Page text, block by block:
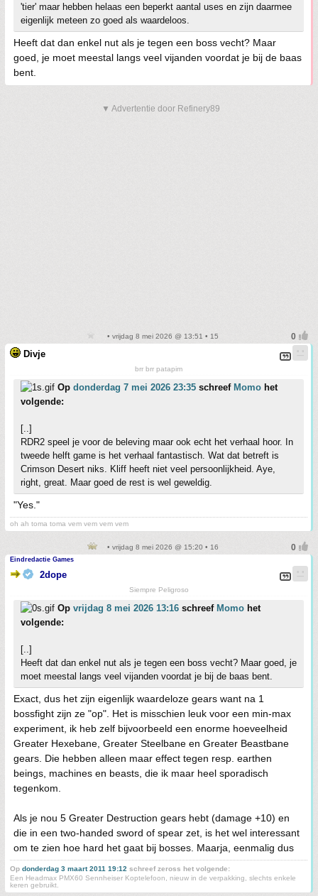
'tier' maar hebben helaas een beperkt aantal uses en zijn daarmee
eigenlijk meteen zo goed als waardeloos.
Heeft dat dan enkel nut als je tegen een boss vecht? Maar
goed, je moet meestal langs veel vijanden voordat je bij de baas
bent.
▼ Advertentie door Refinery89
• vrijdag 8 mei 2026 @ 13:51 • 15
Divje
brr brr patapim
Op donderdag 7 mei 2026 23:35 schreef Momo het
volgende:
[..]
RDR2 speel je voor de beleving maar ook echt het verhaal hoor. In
tweede helft game is het verhaal fantastisch. Wat dat betreft is
Crimson Desert niks. Kliff heeft niet veel persoonlijkheid. Aye,
right, great. Maar goed de rest is wel geweldig.
"Yes."
oh ah toma toma vem vem vem vem
• vrijdag 8 mei 2026 @ 15:20 • 16
Eindredactie Games
2dope
Siempre Peligroso
Op vrijdag 8 mei 2026 13:16 schreef Momo het
volgende:
[..]
Heeft dat dan enkel nut als je tegen een boss vecht? Maar goed, je
moet meestal langs veel vijanden voordat je bij de baas bent.
Exact, dus het zijn eigenlijk waardeloze gears want na 1
bossfight zijn ze "op". Het is misschien leuk voor een min-max
experiment, ik heb zelf bijvoorbeeld een enorme hoeveelheid
Greater Hexebane, Greater Steelbane en Greater Beastbane
gears. Die hebben alleen maar effect tegen resp. earthen
beings, machines en beasts, die ik maar heel sporadisch
tegenkom.
Als je nou 5 Greater Destruction gears hebt (damage +10) en
die in een two-handed sword of spear zet, is het wel interessant
om te zien hoe hard het gaat bij bosses. Maarja, eenmalig dus
Op donderdag 3 maart 2011 19:12 schreef zeross het volgende:
Een Headmax PMX60 Sennheiser Koptelefoon, nieuw in de verpakking, slechts enkele
keren gebruikt.